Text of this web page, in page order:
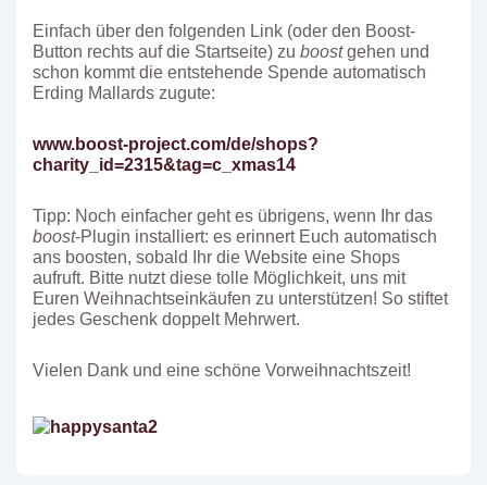
Einfach über den folgenden Link (oder den Boost-
Button rechts auf die Startseite) zu boostgehen und
schon kommt die entstehende Spende automatisch
Erding Mallards zugute:
www.boost-project.com/de/shops?
charity_id=2315&tag=c_xmas14
Tipp: Noch einfacher geht es übrigens, wenn Ihr das
boost-Plugin installiert: es erinnert Euch automatisch
ans boosten, sobald Ihr die Website eine Shops
aufruft. Bitte nutzt diese tolle Möglichkeit, uns mit
Euren Weihnachtseinkäufen zu unterstützen! So stiftet
jedes Geschenk doppelt Mehrwert.
Vielen Dank und eine schöne Vorweihnachtszeit!